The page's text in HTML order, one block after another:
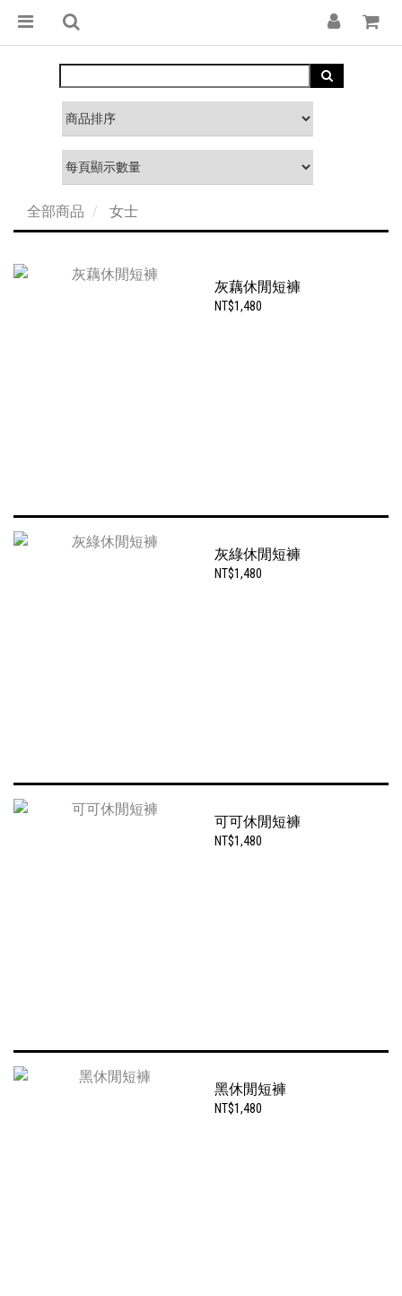
全部商品 女士
灰藕休閒短褲
NT$1,480
灰綠休閒短褲
NT$1,480
可可休閒短褲
NT$1,480
黑休閒短褲
NT$1,480